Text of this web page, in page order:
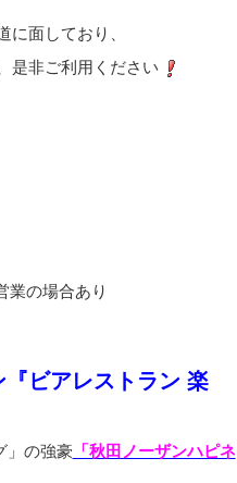
に面しており、
是非ご利用ください
業の場合あり
『ビアレストラン 楽
」の強豪 「秋田ノーザンハピネ